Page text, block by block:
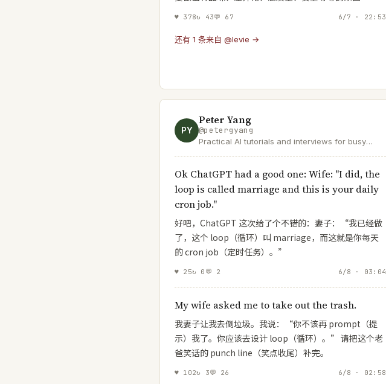
♥ 378↻ 43💬 67 6/7 · 22:53
还有 1 条来自 @levie →
PY
Peter Yang
@petergyang
Practical AI tutorials and interviews for busy
Ok ChatGPT had a good one: Wife: "I did, the
loop is called marriage and this is your daily
cron job."
好吧，ChatGPT 这次给了个不错的：妻子：“我已经做
了，这个 loop（循环）叫 marriage，而这就是你每天
的 cron job（定时任务）。”
♥ 25↻ 0 💬 2 6/8 · 03:04
My wife asked me to take out the trash.
我妻子让我去倒垃圾。我说：“你不该再 prompt（提
示）我了。你应该去设计 loop（循环）。” 请把这个老
爸笑话的 punch line（笑点收尾）补完。
♥ 102↻ 3💬 26 6/8 · 02:58